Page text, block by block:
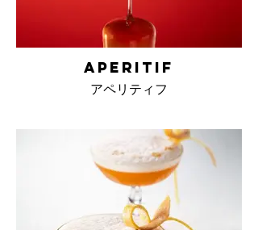
aperitif
アペリティフ